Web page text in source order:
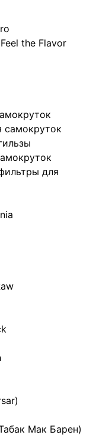
the Flavor
для
Мак Барен)